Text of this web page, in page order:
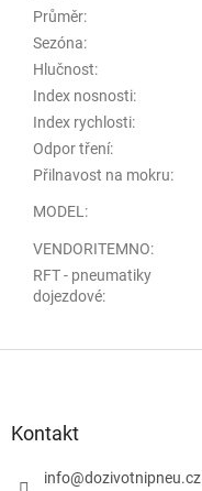
Průměr:
Sezóna:
Hlučnost:
Index nosnosti:
Index rychlosti:
Odpor tření:
Přilnavost na mokru:
MODEL :
VENDORITEMNO:
RFT - pneumatiky
dojezdové:
Kontakt
info@dozivotnipneu.cz